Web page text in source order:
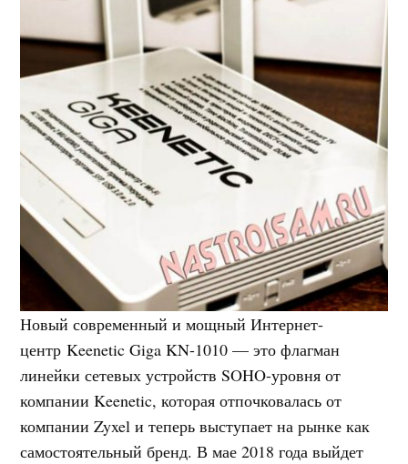
Новый современный и мощный Интернет-
центр Keenetic Giga KN-1010 — это флагман
линейки сетевых устройств SOHO-уровня от
компании Keenetic, которая отпочковалась от
компании Zyxel и теперь выступает на рынке как
самостоятельный бренд. В мае 2018 года выйдет